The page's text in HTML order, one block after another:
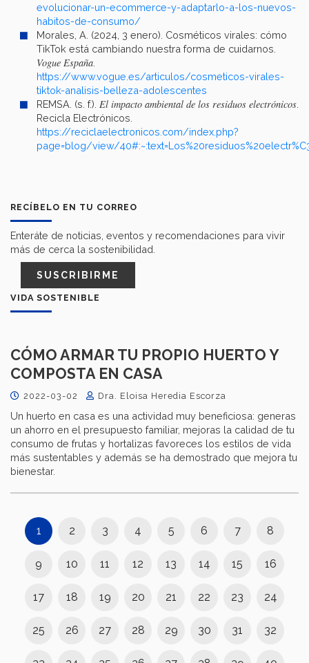
evolucionar-un-ecommerce-y-adaptarlo-a-los-nuevos-
habitos-de-consumo/
Morales, A. (2024, 3 enero). Cosméticos virales: cómo
TikTok está cambiando nuestra forma de cuidarnos.
Vogue España
https://www.vogue.es/articulos/cosmeticos-virales-
tiktok-analisis-belleza-adolescentes
REMSA. (s. f.). El impacto ambiental de los residuos electrónicos
Recicla Electrónicos.
https://reciclaelectronicos.com/index.php?
page=blog/view/
RECÍBELO EN TU CORREO
Enteráte de noticias, eventos y recomendaciones para vivir
más de cerca la sostenibilidad.
SUSCRIBIRME
VIDA SOSTENIBLE
CÓMO ARMAR TU PROPIO HUERTO Y
COMPOSTA EN CASA
2022-03-02 Dra. Eloisa Heredia Escorza
Un huerto en casa es una actividad muy beneficiosa: generas
un ahorro en el presupuesto familiar, mejoras la calidad de tu
consumo de frutas y hortalizas favoreces los estilos de vida
más sustentables y además se ha demostrado que mejora tu
bienestar.
1 2 3 4 5 6 7 8
9 10 11 12 13 14 15 16
17 18 19 20 21 22 23 24
25 26 27 28 29 30 31 32